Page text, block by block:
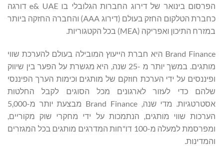
הפרסום בינואר של דירוג החברות הגלובלי בו e& UAE דורגה
כחברת הטלקום החזק בעולם (דירוג AAA) והחברה החזקה ביותר
במזרח התיכון ואפריקה (MEA) בכל הקטגוריות.
Brand Finance היא חברת הייעוץ המובילה בעולם להערכת שווי
מותגים. במשך יותר מ -25 שנה, היא מגשרת על הפער בין שיווק
ופיננסים על ידי הערכת חוזקם של מותגים וכימות הערך הפיננסי
שלהם כדי לעזור לארגונים מכל הסוגים לקבל החלטות
אסטרטגיות. מדי שנה, Brand Finance מבצעת יותר מ-5,000
הערכות שווי מותגים, הנתמכות על ידי מחקרי שוק מקוריים,
ומפרסמת למעלה מ-100 דו"חות המדרגים מותגים בכל המגזרים
והמדינות.